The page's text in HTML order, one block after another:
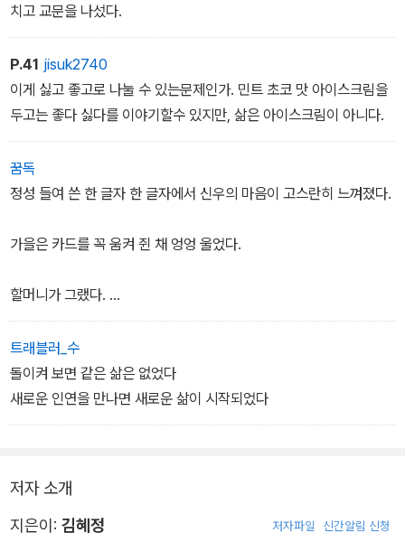
치고 교문을 나섰다.
P.41 jisuk2740
이게 싫고 좋고로 나눌 수 있는문제인가. 민트 초코 맛 아이스크림을
두고는 좋다 싫다를 이야기할수 있지만, 삶은 아이스크림이 아니다.
꿈독
정성 들여 쓴 한 글자 한 글자에서 신우의 마음이 고스란히 느껴졌다.
가을은 카드를 꼭 움켜 쥔 채 엉엉 울었다.
할머니가 그랬다.
우리가 야호가 됐어도 마음은 그대로라고.
그래서 좋아하는 마음을 없앨 수 없으니 첨부터 인간에게 마음 주지
말라고.
하지만 그걸 따르는 야호들은 거의 없다. (104)
트래블러_수
돌이켜 보면 같은 삶은 없었다
새로운 인연을 만나면 새로운 삶이 시작되었다
저자 소개
지은이: 김혜정 저자파일 신간알림 신청